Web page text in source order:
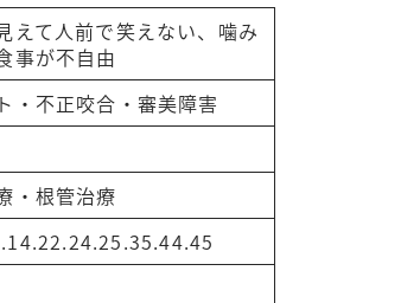
えて人前で笑えない、噛み
事が不自由
・不正咬合・審美障害
・根管治療